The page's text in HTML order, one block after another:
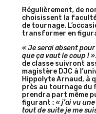
Régulièrement, de
choisissent la faculté
de tournage.
transformer en
« Je serai absent
que ça vaut le coup ! »
de classe suivront
magistère DJC à
Hippolyte Arnaud, à
près au tournage du
prendra part même
figurant : « j’ai vu
tout de suite je me